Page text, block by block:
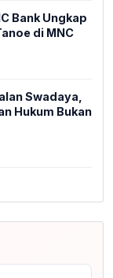
Bank Ungkap
di MNC
Swadaya,
Hukum Bukan